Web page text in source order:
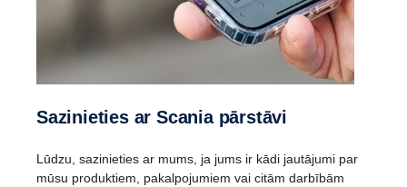
Sazinieties ar Scania pārstāvi
Lūdzu, sazinieties ar mums, ja jums ir kādi jautājumi par
mūsu produktiem, pakalpojumiem vai citām darbībām